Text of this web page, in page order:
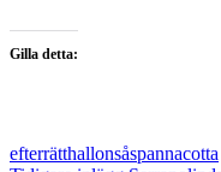
Gilla detta:
efterrätthallonsåspannacotta